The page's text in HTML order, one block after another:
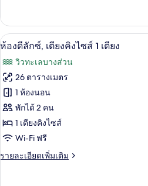
ควีน
ไซส์
2
เตียง
เกี่ยว
กับ
ห้อง
ลัก
ซ์,
เตียง
ควีน
ไซส์
2
เตียง
เปิด
ภาพถ่าย
ทั้งหมด
ของ
ห้อง
ดี
ลัก
ซ์,
ห้อ
6
ห้องดีลักซ์, เตียงคิงไซส์ 1 เตียง
วิวทะเลบางส่วน
26 ตารางเมตร
1 ห้องนอน
พักได้ 2 คน
1 เตียงคิงไซส์
Wi-Fi ฟรี
รายละเอียดเพิ่มเติม
ราย